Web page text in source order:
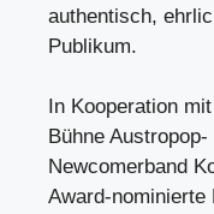
authentisch,
Publikum.
In Kooperation
Bühne Austropop-
Newcomerband
Award-nominierte